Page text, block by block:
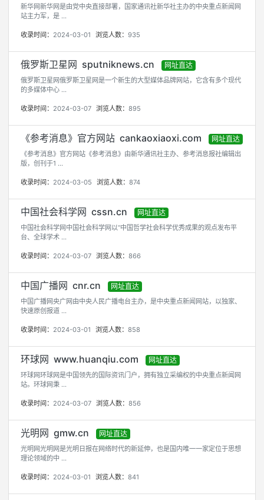
新华网新华网是由党中央直接部署，国家通讯社新华社主办的中央重点新闻网
站主力军，是 ...
收录时间： 2024-03-01 浏览人数： 935
俄罗斯卫星网 sputniknews.cn 网址直达
俄罗斯卫星网俄罗斯卫星网是一个新生的大型媒体品牌网站，它含有多个现代
的多媒体中心 ...
收录时间： 2024-03-07 浏览人数： 895
《参考消息》官方网站 cankaoxiaoxi.com 网址直达
《参考消息》官方网站《参考消息》由新华通讯社主办、参考消息报社编辑出
版，创刊于1 ...
收录时间： 2024-03-05 浏览人数： 874
中国社会科学网 cssn.cn 网址直达
中国社会科学网中国社会科学网以“中国哲学社会科学优秀成果的观点发布平
台、全球学术 ...
收录时间： 2024-03-07 浏览人数： 866
中国广播网 cnr.cn 网址直达
中国广播网央广网由中央人民广播电台主办，是中央重点新闻网站，以独家、
快速原创报道 ...
收录时间： 2024-03-01 浏览人数： 858
环球网 www.huanqiu.com 网址直达
环球网环球网是中国领先的国际资讯门户，拥有独立采编权的中央重点新闻网
站。环球网秉 ...
收录时间： 2024-03-07 浏览人数： 856
光明网 gmw.cn 网址直达
光明网光明网是光明日报在网络时代的新延伸，也是国内唯一一家定位于思想
理论领域的中 ...
收录时间： 2024-03-01 浏览人数： 841